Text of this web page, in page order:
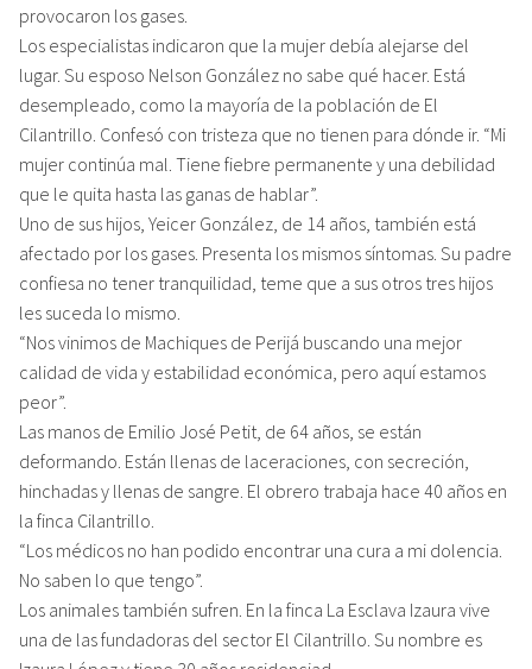
provocaron los gases.
Los especialistas indicaron que la mujer debía alejarse del
lugar. Su esposo Nelson González no sabe qué hacer. Está
desempleado, como la mayoría de la población de El
Cilantrillo. Confesó con tristeza que no tienen para dónde ir. “Mi
mujer continúa mal. Tiene fiebre permanente y una debilidad
que le quita hasta las ganas de hablar”.
Uno de sus hijos, Yeicer González, de 14 años, también está
afectado por los gases. Presenta los mismos síntomas. Su padre
confiesa no tener tranquilidad, teme que a sus otros tres hijos
les suceda lo mismo.
“Nos vinimos de Machiques de Perijá buscando una mejor
calidad de vida y estabilidad económica, pero aquí estamos
peor”.
Las manos de Emilio José Petit, de 64 años, se están
deformando. Están llenas de laceraciones, con secreción,
hinchadas y llenas de sangre. El obrero trabaja hace 40 años en
la finca Cilantrillo.
“Los médicos no han podido encontrar una cura a mi dolencia.
No saben lo que tengo”.
Los animales también sufren. En la finca La Esclava Izaura vive
una de las fundadoras del sector El Cilantrillo. Su nombre es